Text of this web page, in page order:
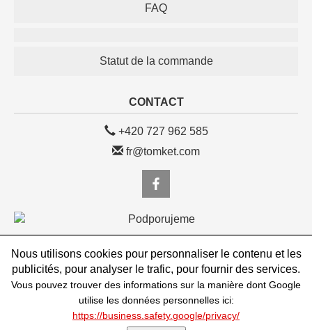
Nous utilisons cookies pour personnaliser le contenu et les
publicités, pour analyser le trafic, pour fournir des services.
Vous pouvez trouver des informations sur la manière dont Google
utilise les données personnelles ici:
https://business.safety.google/privacy/
FAQ
Statut de la commande
CONTACT
+420 727 962 585
fr@tomket.com
eshop.TOMKET.com/FR, TOMKET s.r.o.
Vojtěšská 245/1, Praha 1, 110 00, Česká republika, IČ: 25123998, DIČ:
CZ25123998
powered by VEDOS.cz